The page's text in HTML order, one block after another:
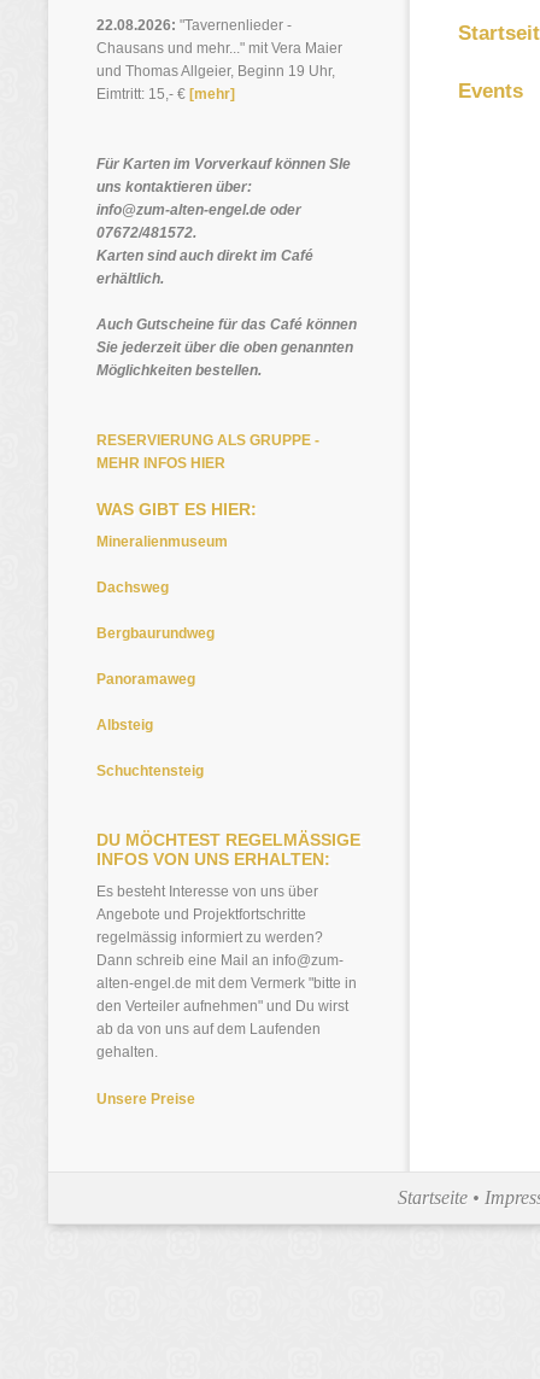
22.08.2026: "Tavernenlieder -
Chausans und mehr..." mit Vera Maier
und Thomas Allgeier, Beginn 19 Uhr,
Eimtritt: 15,- € [mehr]
Für Karten im Vorverkauf können SIe
uns kontaktieren über:
info@zum-alten-engel.de oder
07672/481572.
Karten sind auch direkt im Café
erhältlich.
Auch Gutscheine für das Café können
Sie jederzeit über die oben genannten
Möglichkeiten bestellen.
RESERVIERUNG ALS GRUPPE -
MEHR INFOS HIER
WAS GIBT ES HIER:
Mineralienmuseum
Dachsweg
Bergbaurundweg
Panoramaweg
Albsteig
Schuchtensteig
DU MÖCHTEST REGELMÄSSIGE
INFOS VON UNS ERHALTEN:
Es besteht Interesse von uns über
Angebote und Projektfortschritte
regelmässig informiert zu werden?
Dann schreib eine Mail an info@zum-
alten-engel.de mit dem Vermerk "bitte in
den Verteiler aufnehmen" und Du wirst
ab da von uns auf dem Laufenden
gehalten.
Unsere Preise
Events
Startseite •